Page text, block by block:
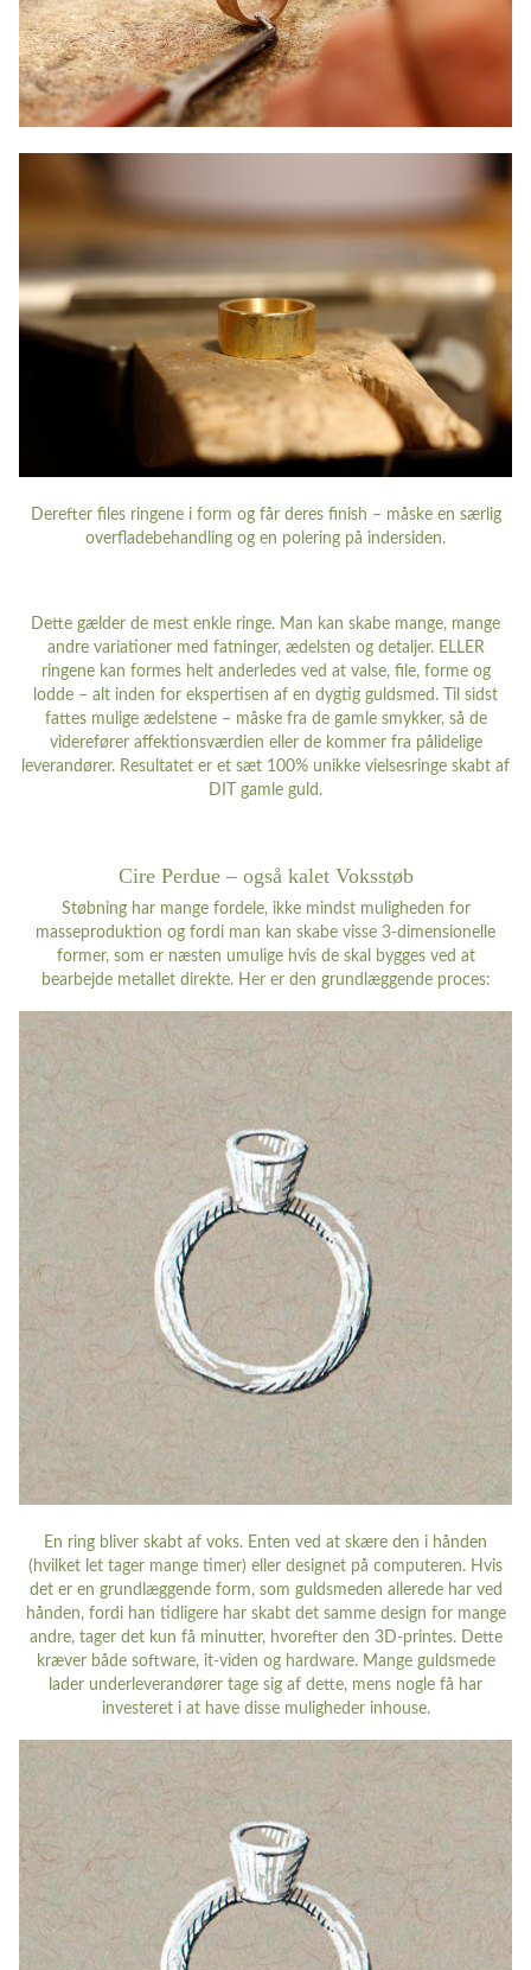
Derefter files ringene i form og får deres finish – måske en særlig
overfladebehandling og en polering på indersiden.
Dette gælder de mest enkle ringe. Man kan skabe mange, mange
andre variationer med fatninger, ædelsten og detaljer. ELLER
ringene kan formes helt anderledes ved at valse, file, forme og
lodde – alt inden for ekspertisen af en dygtig guldsmed. Til sidst
fattes mulige ædelstene – måske fra de gamle smykker, så de
viderefører affektionsværdien eller de kommer fra pålidelige
leverandører. Resultatet er et sæt 100% unikke vielsesringe skabt af
DIT gamle guld.
Cire Perdue – også kalet Voksstøb
Støbning har mange fordele, ikke mindst muligheden for
masseproduktion og fordi man kan skabe visse 3-dimensionelle
former, som er næsten umulige hvis de skal bygges ved at
bearbejde metallet direkte. Her er den grundlæggende proces:
En ring bliver skabt af voks. Enten ved at skære den i hånden
(hvilket let tager mange timer) eller designet på computeren. Hvis
det er en grundlæggende form, som guldsmeden allerede har ved
hånden, fordi han tidligere har skabt det samme design for mange
andre, tager det kun få minutter, hvorefter den 3D-printes. Dette
kræver både software, it-viden og hardware. Mange guldsmede
lader underleverandører tage sig af dette, mens nogle få har
investeret i at have disse muligheder inhouse.